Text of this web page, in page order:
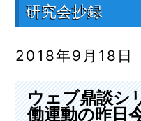
研究会抄録
2018年9月18日
ウェブ鼎談シ
働運動の昨日